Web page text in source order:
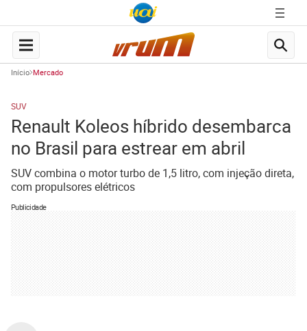
Início Mercado
SUV
Renault Koleos híbrido desembarca
no Brasil para estrear em abril
SUV combina o motor turbo de 1,5 litro, com injeção direta,
com propulsores elétricos
Publicidade